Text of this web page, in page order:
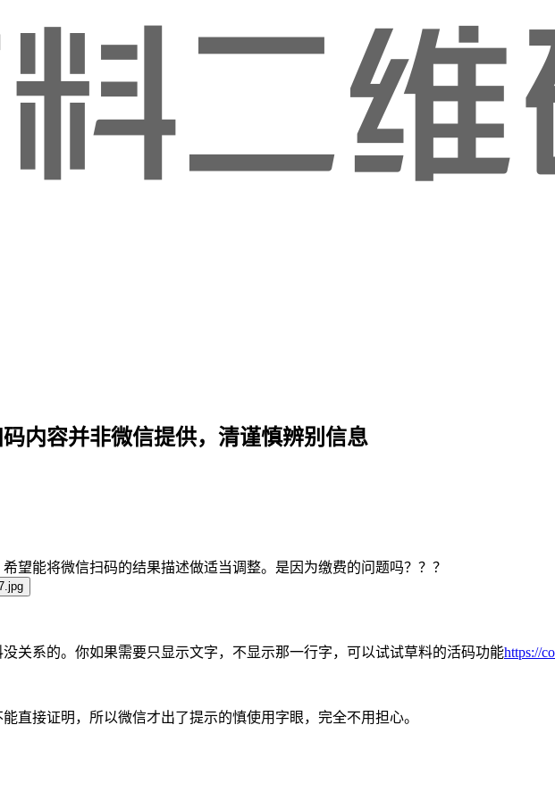
内容并非微信提供，清谨慎辨别信息
望能将微信扫码的结果描述做适当调整。是因为缴费的问题吗？？？
关系的。你如果需要只显示文字，不显示那一行字，可以试试草料的活码功能https://
直接证明，所以微信才出了提示的慎使用字眼，完全不用担心。